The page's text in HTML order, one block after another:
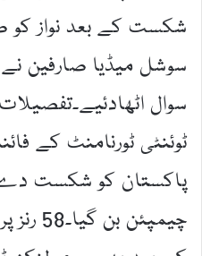
شکست کے بعد نواز کو
سوشل میڈیا صارفین نے
سوال
ٹوئنٹی ٹورنامنٹ کے
پاکستان کو شکست دے